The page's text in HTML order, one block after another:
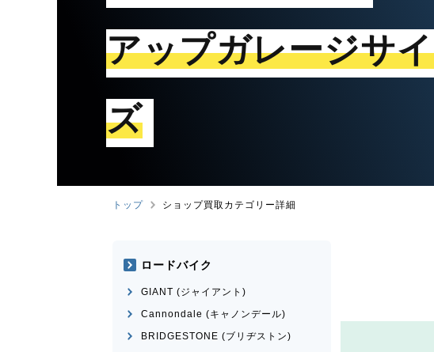
アップガレージサ
ズ
トップ ショップ買取カテゴリー詳細
ロードバイク
GIANT (ジャイアント)
Cannondale (キャノンデール)
BRIDGESTONE (ブリヂストン)